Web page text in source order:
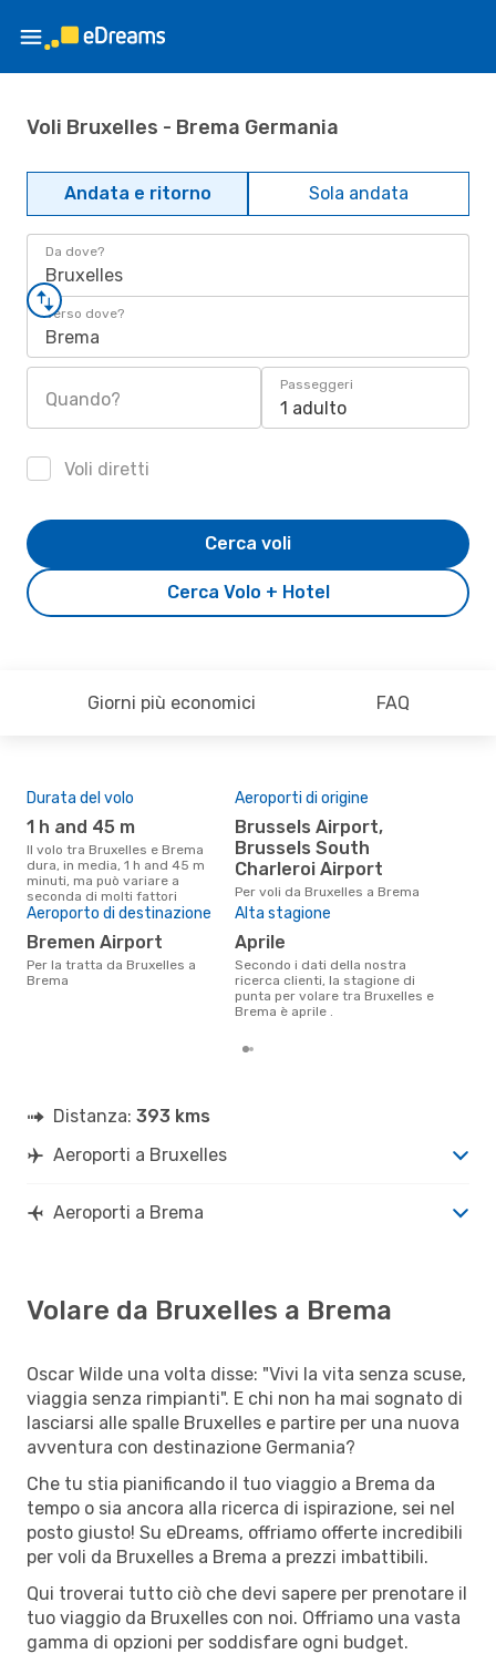
Voli Bruxelles - Brema Germania
Andata e ritorno Sola andata
Da dove?
Bruxelles
Verso dove?
Brema
Quando?
Passeggeri
1 adulto
Voli diretti
Cerca Volo + Hotel
Cerca voli
Giorni più economici FAQ
Durata del volo
1 h and 45 m
Il volo tra Bruxelles e Brema
dura, in media, 1 h and 45 m
minuti, ma può variare a
seconda di molti fattori
Aeroporti di origine
Brussels Airport,
Brussels South
Charleroi Airport
Per voli da Bruxelles a Brema
Aeroporto di destinazione
Bremen Airport
Per la tratta da Bruxelles a
Brema
Alta stagione
aprile
Secondo i dati della nostra
ricerca clienti, la stagione di
punta per volare tra Bruxelles e
Brema è aprile .
Distanza: 393 kms
Aeroporti a Bruxelles
Aeroporti a Brema
Volare da Bruxelles a Brema
Oscar Wilde una volta disse: "Vivi la vita senza scuse,
viaggia senza rimpianti". E chi non ha mai sognato di
lasciarsi alle spalle Bruxelles e partire per una nuova
avventura con destinazione Germania?
Che tu stia pianificando il tuo viaggio a Brema da
tempo o sia ancora alla ricerca di ispirazione, sei nel
posto giusto! Su eDreams, offriamo offerte incredibili
per voli da Bruxelles a Brema a prezzi imbattibili.
Qui troverai tutto ciò che devi sapere per prenotare il
tuo viaggio da Bruxelles con noi. Offriamo una vasta
gamma di opzioni per soddisfare ogni budget.